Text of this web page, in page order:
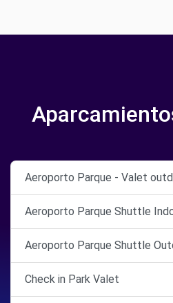
Aeroporto Parque - Valet
Aeroporto Parque Shuttle
Aeroporto Parque Shuttle
Check in Park Valet